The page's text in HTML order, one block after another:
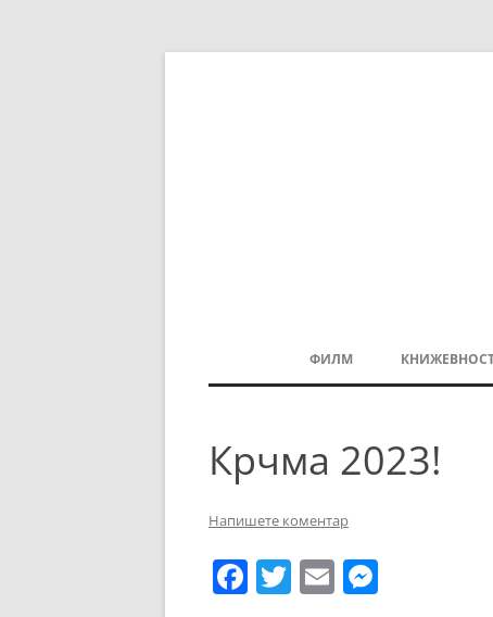
ФИЛМ
БАЛКАНСКИ ФИЛМ
Крчма 2023!
Напишете коментар
F T E